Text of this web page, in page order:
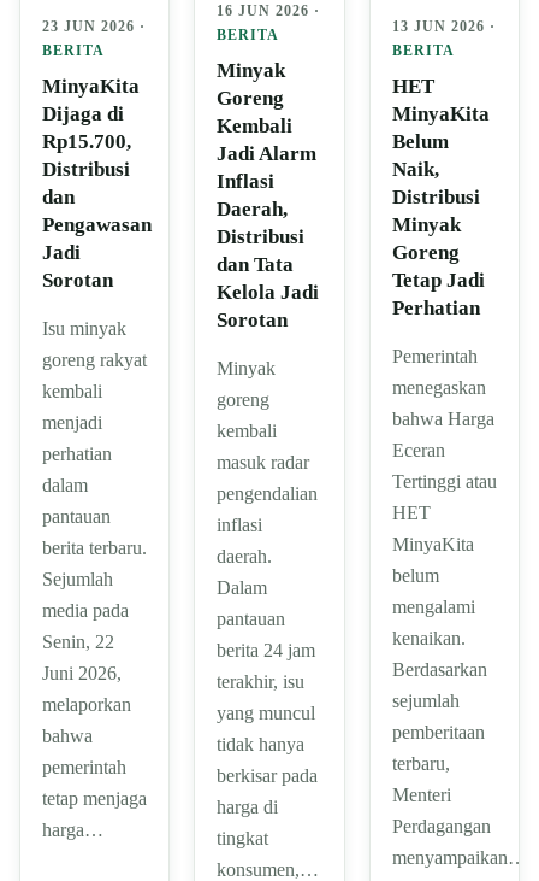
23 JUN 2026 ·
BERITA
MinyaKita
Dijaga di
Rp15.700,
Distribusi
dan
Pengawasan
Jadi
Sorotan
Isu minyak
goreng rakyat
kembali
menjadi
perhatian
dalam
pantauan
berita terbaru.
Sejumlah
media pada
Senin, 22
Juni 2026,
melaporkan
bahwa
pemerintah
tetap menjaga
harga…
16 JUN 2026 ·
BERITA
Minyak
Goreng
Kembali
Jadi Alarm
Inflasi
Daerah,
Distribusi
dan Tata
Kelola Jadi
Sorotan
Minyak
goreng
kembali
masuk radar
pengendalian
inflasi
daerah.
Dalam
pantauan
berita 24 jam
terakhir, isu
yang muncul
tidak hanya
berkisar pada
harga di
tingkat
konsumen,…
13 JUN 2026 ·
BERITA
HET
MinyaKita
Belum
Naik,
Distribusi
Minyak
Goreng
Tetap Jadi
Perhatian
Pemerintah
menegaskan
bahwa Harga
Eceran
Tertinggi atau
HET
MinyaKita
belum
mengalami
kenaikan.
Berdasarkan
sejumlah
pemberitaan
terbaru,
Menteri
Perdagangan
menyampaikan…